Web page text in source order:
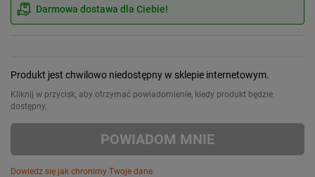
Darmowa dostawa dla Ciebie!
Produkt jest chwilowo niedostępny w sklepie internetowym.
Kliknij w przycisk, aby otrzymać powiadomienie, kiedy produkt będzie
dostępny.
POWIADOM MNIE
Dowiedz się jak chronimy Twoje dane.